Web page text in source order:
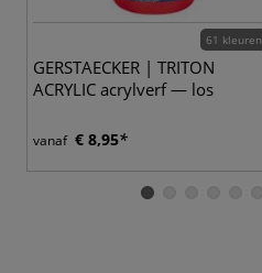
61 kleuren
GERSTAECKER | TRITON
ACRYLIC acrylverf — los
vanaf € 8,95